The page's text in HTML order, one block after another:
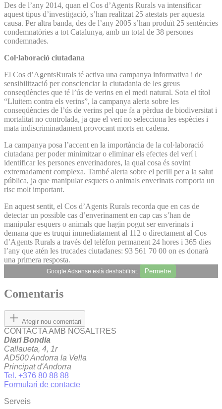
Des de l’any 2014, quan el Cos d’Agents Rurals va intensificar
aquest tipus d’investigació, s’han realitzat 25 atestats per aquesta
causa. Per altra banda, des de l’any 2005 s’han produït 25 sentències
condemnatòries a tot Catalunya, amb un total de 38 persones
condemnades.
Col·laboració ciutadana
El Cos d’AgentsRurals té activa una campanya informativa i de
sensibilització per conscienciar la ciutadania de les greus
conseqüències que té l’ús de verins en el medi natural. Sota el títol
“Lluitem contra els verins”, la campanya alerta sobre les
conseqüències de l’ús de verins pel que fa a pèrdua de biodiversitat i
mortalitat no controlada, ja que el verí no selecciona les espècies i
mata indiscriminadament provocant morts en cadena.
La campanya posa l’accent en la importància de la col·laboració
ciutadana per poder minimitzar o eliminar els efectes del verí i
identificar les persones enverinadores, la qual cosa és sovint
extremadament complexa. També alerta sobre el perill per a la salut
pública, ja que manipular esquers o animals enverinats comporta un
risc molt important.
En aquest sentit, el Cos d’Agents Rurals recorda que en cas de
detectar un possible cas d’enverinament en cap cas s’han de
manipular esquers o animals que hagin pogut ser enverinats i
demana que es truqui immediatament al 112 o directament al Cos
d’Agents Rurals a través del telèfon permanent 24 hores i 365 dies
l’any que atén les trucades ciutadanes: 93 561 70 00 on es donarà
una primera resposta.
Google Adsense està deshabilitat. Permetre
Comentaris
Afegir nou comentari
CONTACTA AMB NOSALTRES
Diari Bondia
Callaueta, 4, 1r
AD500 Andorra la Vella
Principat d'Andorra
Tel. +376 80 88 88
Formulari de contacte
Serveis